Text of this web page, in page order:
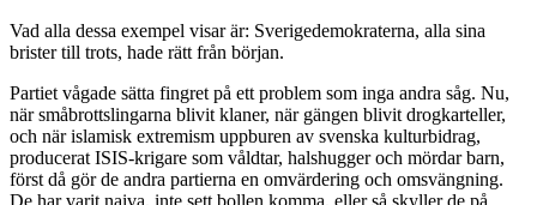
Vad alla dessa exempel visar är: Sverigedemokraterna, alla sina
brister till trots, hade rätt från början.
Partiet vågade sätta fingret på ett problem som inga andra såg. Nu,
när småbrottslingarna blivit klaner, när gängen blivit drogkarteller,
och när islamisk extremism uppburen av svenska kulturbidrag,
producerat ISIS-krigare som våldtar, halshugger och mördar barn,
först då gör de andra partierna en omvärdering och omsvängning.